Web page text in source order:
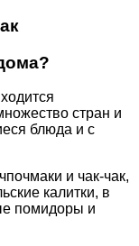
стран и
блюда и с
и чак-чак,
калитки, в
помидоры и